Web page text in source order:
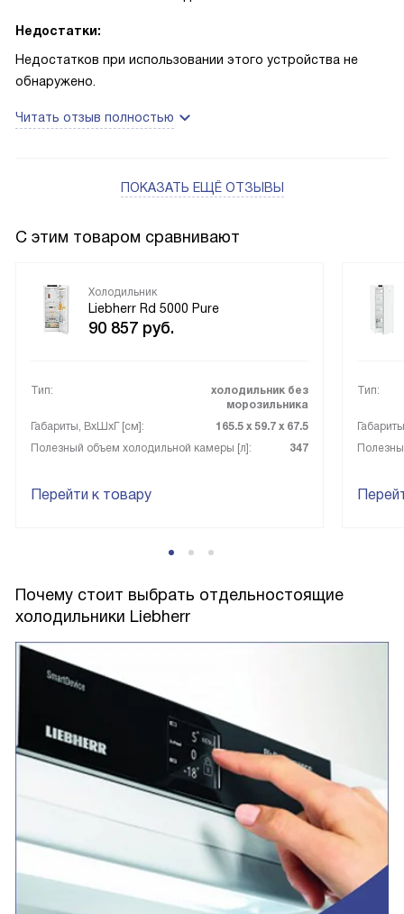
Недостатки:
Недостатков при использовании этого устройства не
обнаружено.
Читать отзыв полностью
ПОКАЗАТЬ ЕЩЁ ОТЗЫВЫ
С этим товаром сравнивают
Холодильник
Liebherr Rd 5000 Pure
90 857 руб.
Тип:
холодильник без
морозильника
Габариты, ВxШxГ [см]:
165.5 х 59.7 х 67.5
Полезный объем холодильной камеры [л]:
347
Перейти к товару
Тип:
Почему стоит выбрать отдельностоящие
холодильники Liebherr